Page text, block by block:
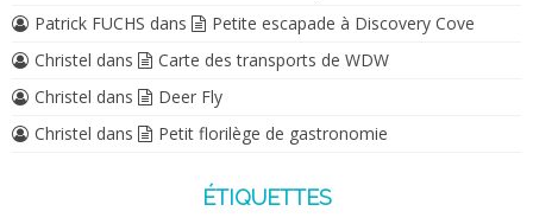
Patrick FUCHS dans
Petite escapade à Discovery Cove
Christel dans
Carte des transports de WDW
Christel dans
Deer Fly
Christel dans Petit florilège de gastronomie
ÉTIQUETTES